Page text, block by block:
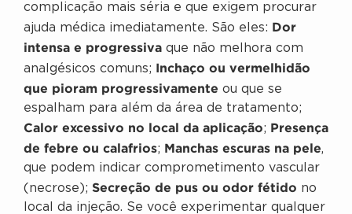
complicação mais séria e que exigem procurar
ajuda médica imediatamente. São eles: Dor
intensa e progressiva que não melhora com
analgésicos comuns; Inchaço ou vermelhidão
que pioram progressivamente ou que se
espalham para além da área de tratamento;
Calor excessivo no local da aplicação; Presença
de febre ou calafrios; Manchas escuras na pele,
que podem indicar comprometimento vascular
(necrose); Secreção de pus ou odor fétido no
local da injeção. Se você experimentar qualquer